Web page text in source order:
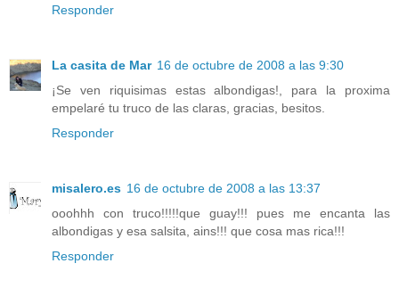
Responder
La casita de Mar 16 de octubre de 2008 a las 9:30
¡Se ven riquisimas estas albondigas!, para la proxima
empelaré tu truco de las claras, gracias, besitos.
Responder
misalero.es 16 de octubre de 2008 a las 13:37
ooohhh con truco!!!!!que guay!!! pues me encanta las
albondigas y esa salsita, ains!!! que cosa mas rica!!!
Responder